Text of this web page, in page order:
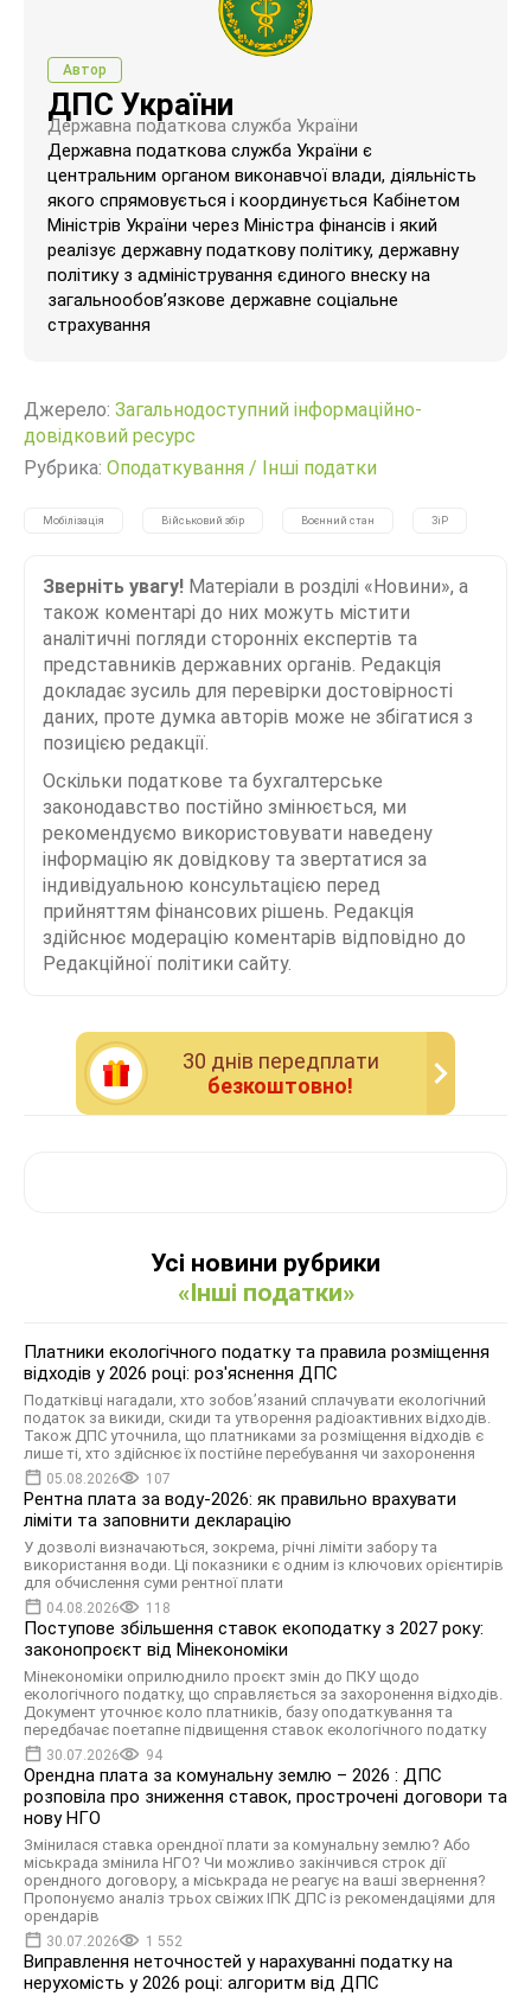
Автор
ДПС України
Державна податкова служба України
Державна податкова служба України є
центральним органом виконавчої влади, діяльність
якого спрямовується і координується Кабінетом
Міністрів України через Міністра фінансів і який
реалізує державну податкову політику, державну
політику з адміністрування єдиного внеску на
загальнообов’язкове державне соціальне
страхування
Джерело: Загальнодоступний інформаційно-
довідковий ресурс
Рубрика: Оподаткування / Інші податки
Мобілізація Військовий збір Воєнний стан ЗіР
Зверніть увагу! Матеріали в розділі «Новини», а
також коментарі до них можуть містити
аналітичні погляди сторонніх експертів та
представників державних органів. Редакція
докладає зусиль для перевірки достовірності
даних, проте думка авторів може не збігатися з
позицією редакції.
Оскільки податкове та бухгалтерське
законодавство постійно змінюється, ми
рекомендуємо використовувати наведену
інформацію як довідкову та звертатися за
індивідуальною консультацією перед
прийняттям фінансових рішень. Редакція
здійснює модерацію коментарів відповідно до
Редакційної політики сайту.
30 днiв передплати
безкоштовно!
Усі новини рубрики
«Інші податки»
Платники екологічного податку та правила розміщення
відходів у 2026 році: роз'яснення ДПС
Податківці нагадали, хто зобов’язаний сплачувати екологічний
податок за викиди, скиди та утворення радіоактивних відходів.
Також ДПС уточнила, що платниками за розміщення відходів є
лише ті, хто здійснює їх постійне перебування чи захоронення
05.08.2026 107
Рентна плата за воду-2026: як правильно врахувати
ліміти та заповнити декларацію
У дозволі визначаються, зокрема, річні ліміти забору та
використання води. Ці показники є одним із ключових орієнтирів
для обчислення суми рентної плати
04.08.2026 118
Поступове збільшення ставок екоподатку з 2027 року:
законопроєкт від Мінекономіки
Мінекономіки оприлюднило проєкт змін до ПКУ щодо
екологічного податку, що справляється за захоронення відходів.
Документ уточнює коло платників, базу оподаткування та
передбачає поетапне підвищення ставок екологічного податку
30.07.2026 94
Орендна плата за комунальну землю – 2026 : ДПС
розповіла про зниження ставок, прострочені договори та
нову НГО
Змінилася ставка орендної плати за комунальну землю? Або
міськрада змінила НГО? Чи можливо закінчився строк дії
орендного договору, а міськрада не реагує на ваші звернення?
Пропонуємо аналіз трьох свіжих ІПК ДПС із рекомендаціями для
орендарів
30.07.2026 1 552
Виправлення неточностей у нарахуванні податку на
нерухомість у 2026 році: алгоритм від ДПС